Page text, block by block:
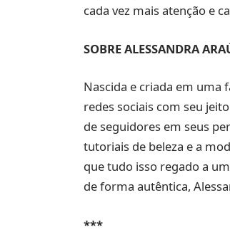
cada vez mais atenção e
SOBRE ALESSANDRA
Nascida e criada em uma
redes sociais com seu
de seguidores em seus
tutoriais de beleza e a
que tudo isso regado a
de forma autêntica,
***